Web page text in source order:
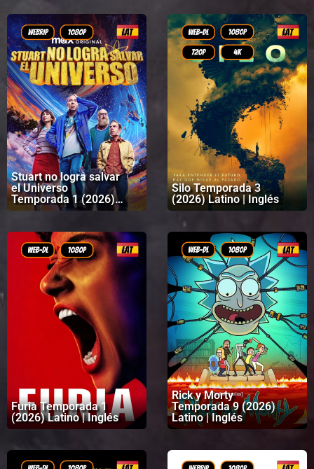
Stuart no logra salvar
el Universo
Temporada 1 (2026)
Latino | Inglés
Silo Temporada 3
(2026) Latino | Inglés
Furia Temporada 1
(2026) Latino | Inglés
Rick y Morty
Temporada 9 (2026)
Latino | Inglés